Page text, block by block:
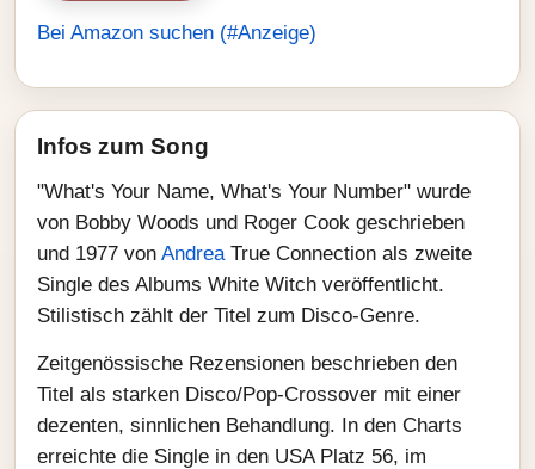
Bei Amazon suchen (#Anzeige)
Infos zum Song
"What's Your Name, What's Your Number" wurde
von Bobby Woods und Roger Cook geschrieben
und 1977 von AndreaTrue Connection als zweite
Single des Albums White Witch veröffentlicht.
Stilistisch zählt der Titel zum Disco-Genre.
Zeitgenössische Rezensionen beschrieben den
Titel als starken Disco/Pop-Crossover mit einer
dezenten, sinnlichen Behandlung. In den Charts
erreichte die Single in den USA Platz 56, im